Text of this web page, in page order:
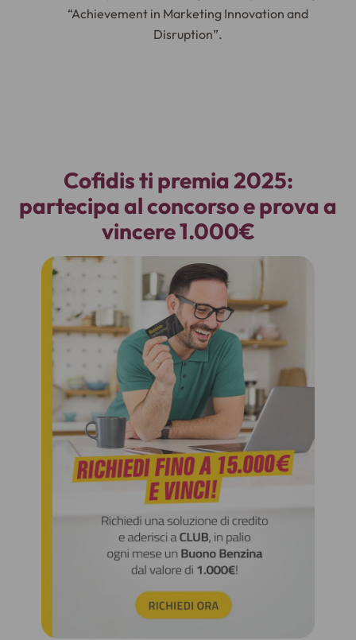
“Achievement in Marketing Innovation and
Disruption”.
Cofidis ti premia 2025:
partecipa al concorso e prova a
vincere 1.000€